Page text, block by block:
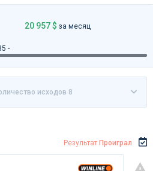
20 957 $ за месяц
-
исходов 8
Результат Проиграл